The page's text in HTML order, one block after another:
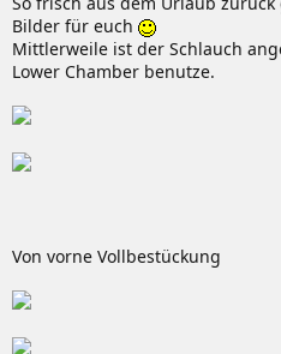
Bilder für euch
Mittlerweile ist der Schlauch
Lower Chamber benutze.
Von vorne Vollbestückung